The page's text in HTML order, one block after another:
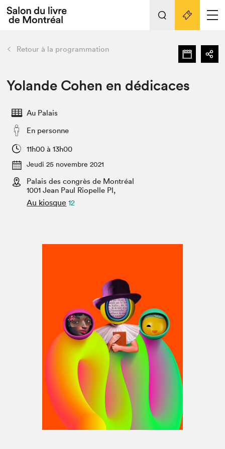
Espace exposant⋅e⋅s
Espace enseignant·e·s
L'événement
Préparer sa visite au Salon
Actualités
SLM PRO
retour Nos activités
Préparer sa visite
Salon au Palais
Projets partenaires
Liens pratiques
Retour à la programmation
Yolande Cohen en dédicaces
Au Palais
En personne
11h00 à 13h00
Jeudi 25 novembre 2021
Palais des congrès de Montréal
1001 Jean Paul Riopelle Pl,
Au kiosque 12